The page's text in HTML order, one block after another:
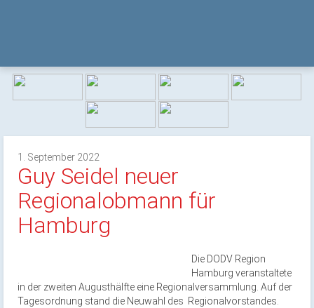
1. September 2022
Guy Seidel neuer
Regionalobmann für
Hamburg
Die DODV Region
Hamburg veranstaltete
in der zweiten Augusthälfte eine Regionalversammlung. Auf der
Tagesordnung stand die Neuwahl des Regionalvorstandes.